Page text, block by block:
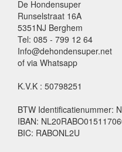
De Hondensuper
Runselstraat 16A
5351NJ Berghem
Tel: 085 - 799 12 64
Info@dehondensuper.net
of via Whatsapp
K.V.K : 50798251
BTW Identificatienummer:
IBAN:
BIC: RABONL2U